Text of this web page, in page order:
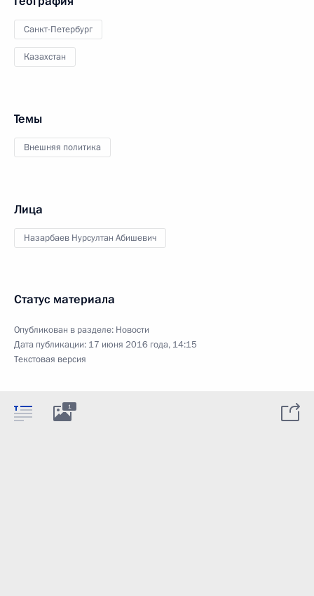
Санкт-Петербург
Казахстан
Темы
Внешняя политика
Лица
Назарбаев Нурсултан Абишевич
Статус материала
Опубликован в разделе: Новости
Дата публикации: 17 июня 2016 года, 14:15
Текстовая версия
1